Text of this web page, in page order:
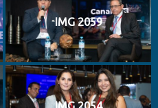
IMG 2059